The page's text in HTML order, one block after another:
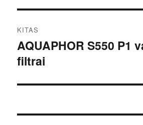
KITAS
Kitas
įrašas:
AQUAPHOR S550 P1
filtrai